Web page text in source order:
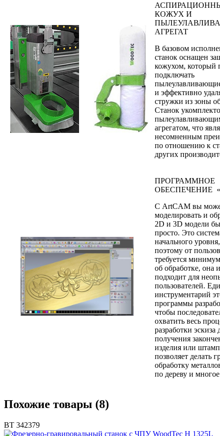
КОЖУХ И
АГРЕГАТ
В базовом
станок оснащен
кожухом, который
подключать
и эффективно
стружки из зоны
Станок
агрегатом, что
несомненным
по отношению к
других
ПРОГРАММНОЕ
ОБЕСПЕЧЕНИЕ
С ArtCAM вы
моделировать и
2D и 3D модели
просто. Это
начального
поэтому от
требуется
об обработке, она
подходит для
пользователей.
инструментарий
программы
чтобы
охватить весь
разработки эскиза
получения
изделия или
позволяет делать
обработку
по дереву и
Похожие товары (8)
ВТ 342379